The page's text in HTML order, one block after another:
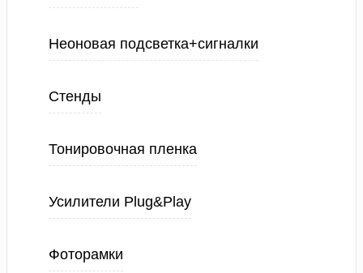
Неоновая подсветка+сигналки
Стенды
Тонировочная пленка
Усилители Plug&Play
Фоторамки